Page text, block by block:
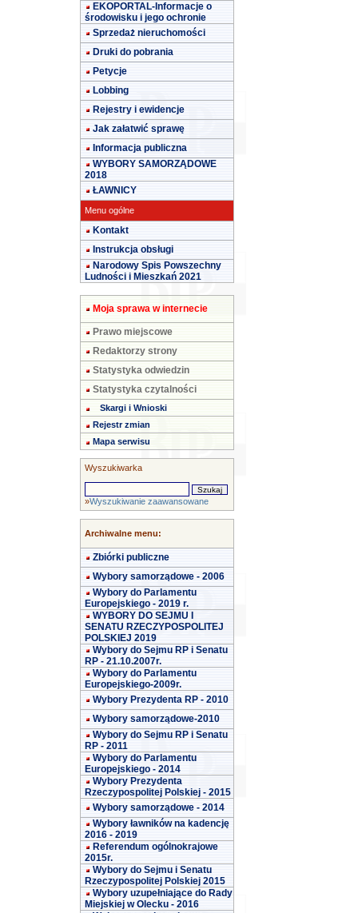
EKOPORTAL-Informacje o
środowisku i jego ochronie
Sprzedaż nieruchomości
Druki do pobrania
Petycje
Lobbing
Rejestry i ewidencje
Jak załatwić sprawę
Informacja publiczna
WYBORY SAMORZĄDOWE
2018
ŁAWNICY
Menu ogólne
Kontakt
Instrukcja obsługi
Narodowy Spis Powszechny
Ludności i Mieszkań 2021
Moja sprawa w internecie
Prawo miejscowe
Redaktorzy strony
Statystyka odwiedzin
Statystyka czytalności
Skargi i Wnioski
Rejestr zmian
Mapa serwisu
Wyszukiwarka
»Wyszukiwanie zaawansowane
Archiwalne menu:
Zbiórki publiczne
Wybory samorządowe - 2006
Wybory do Parlamentu
Europejskiego - 2019 r.
WYBORY DO SEJMU I
SENATU RZECZYPOSPOLITEJ
POLSKIEJ 2019
Wybory do Sejmu RP i Senatu
RP - 21.10.2007r.
Wybory do Parlamentu
Europejskiego-2009r.
Wybory Prezydenta RP - 2010
Wybory samorządowe-2010
Wybory do Sejmu RP i Senatu
RP - 2011
Wybory do Parlamentu
Europejskiego - 2014
Wybory Prezydenta
Rzeczypospolitej Polskiej - 2015
Wybory samorządowe - 2014
Wybory ławników na kadencję
2016 - 2019
Referendum ogólnokrajowe
2015r.
Wybory do Sejmu i Senatu
Rzeczypospolitej Polskiej 2015
Wybory uzupełniające do Rady
Miejskiej w Olecku - 2016